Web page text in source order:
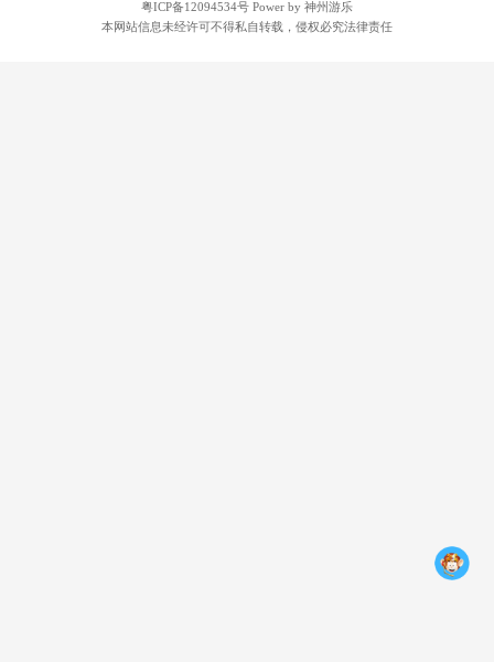
粤ICP备12094534号 Power by 神州游乐
本网站信息未经许可不得私自转载，侵权必究法律责任